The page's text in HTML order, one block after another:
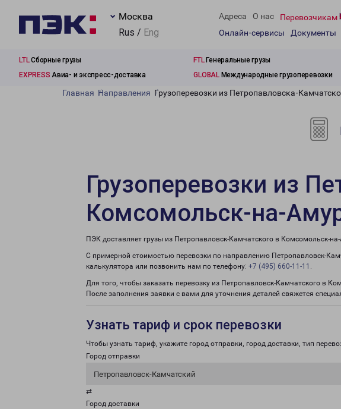
Москва
Rus / Eng
Адреса О нас Перевозчикам
Онлайн-сервисы
Документы
LTLСборные грузы FTLГенеральные грузы
EXPRESS Авиа- и экспресс-доставка GLOBALМеждународные грузоперевозки
Главная Направления Грузоперевозки из Петропавловска-
Грузоперевозки из
Комсомольск-на-
ПЭК доставляет грузы из Петропавловск-Камчатского в Комсомольск-
С примерной стоимостью перевозки по направлению Петропавловск-
калькулятора или позвонить нам по телефону: +7 (495) 660-11-11 .
Для того, чтобы заказать перевозку из Петропавловск-Камчатского в
После заполнения заявки с вами для уточнения деталей свяжется
Узнать тариф и срок перевозки
Чтобы узнать тариф, укажите город отправки, город доставки, тип
Город отправки
Петропавловск-Камчатский
⇄
Город доставки